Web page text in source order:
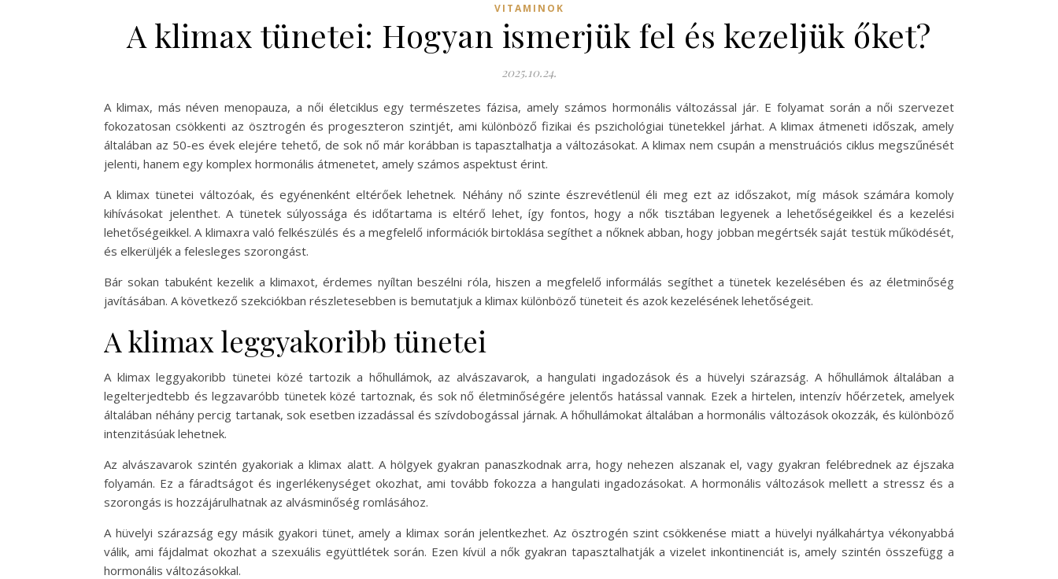
VITAMINOK
A klimax tünetei: Hogyan ismerjük fel és kezeljük őket?
2025.10.24.
A klimax, más néven menopauza, a női életciklus egy természetes fázisa, amely számos hormonális változással jár. E folyamat során a női szervezet
fokozatosan csökkenti az ösztrogén és progeszteron szintjét, ami különböző fizikai és pszichológiai tünetekkel járhat. A klimax átmeneti időszak, amely
általában az 50-es évek elejére tehető, de sok nő már korábban is tapasztalhatja a változásokat. A klimax nem csupán a menstruációs ciklus megszűnését
jelenti, hanem egy komplex hormonális átmenetet, amely számos aspektust érint.
A klimax tünetei változóak, és egyénenként eltérőek lehetnek. Néhány nő szinte észrevétlenül éli meg ezt az időszakot, míg mások számára komoly
kihívásokat jelenthet. A tünetek súlyossága és időtartama is eltérő lehet, így fontos, hogy a nők tisztában legyenek a lehetőségeikkel és a kezelési
lehetőségeikkel. A klimaxra való felkészülés és a megfelelő információk birtoklása segíthet a nőknek abban, hogy jobban megértsék saját testük működését,
és elkerüljék a felesleges szorongást.
Bár sokan tabuként kezelik a klimaxot, érdemes nyíltan beszélni róla, hiszen a megfelelő informálás segíthet a tünetek kezelésében és az életminőség
javításában. A következő szekciókban részletesebben is bemutatjuk a klimax különböző tüneteit és azok kezelésének lehetőségeit.
A klimax leggyakoribb tünetei
A klimax leggyakoribb tünetei közé tartozik a hőhullámok, az alvászavarok, a hangulati ingadozások és a hüvelyi szárazság. A hőhullámok általában a
legelterjedtebb és legzavaróbb tünetek közé tartoznak, és sok nő életminőségére jelentős hatással vannak. Ezek a hirtelen, intenzív hőérzetek, amelyek
általában néhány percig tartanak, sok esetben izzadással és szívdobogással járnak. A hőhullámokat általában a hormonális változások okozzák, és különböző
intenzitásúak lehetnek.
Az alvászavarok szintén gyakoriak a klimax alatt. A hölgyek gyakran panaszkodnak arra, hogy nehezen alszanak el, vagy gyakran felébrednek az éjszaka
folyamán. Ez a fáradtságot és ingerlékenységet okozhat, ami tovább fokozza a hangulati ingadozásokat. A hormonális változások mellett a stressz és a
szorongás is hozzájárulhatnak az alvásminőség romlásához.
A hüvelyi szárazság egy másik gyakori tünet, amely a klimax során jelentkezhet. Az ösztrogén szint csökkenése miatt a hüvelyi nyálkahártya vékonyabbá
válik, ami fájdalmat okozhat a szexuális együttlétek során. Ezen kívül a nők gyakran tapasztalhatják a vizelet inkontinenciát is, amely szintén összefügg a
hormonális változásokkal.